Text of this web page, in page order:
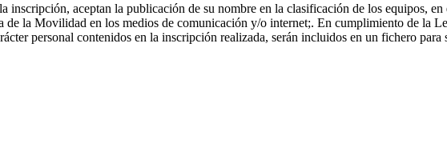
inscripción, aceptan la publicación de su nombre en la clasificación de los equipos,
de la Movilidad en los medios de comunicación y/o internet;. En cumplimiento de la
personal contenidos en la inscripción realizada, serán incluidos en un fichero